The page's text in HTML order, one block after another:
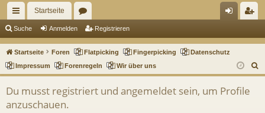
ch
ne
llz
Startseite
en m ist
rie
Suche Anmelden Registrieren
Startseite Foren Flatpicking Fingerpicking
Datenschutz
Impressum
Forenregeln Wir über uns
u
Du musst registriert und angemeldet sein, um Profile
anzuschauen.